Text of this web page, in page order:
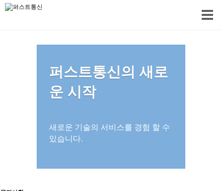
퍼스트통신의 새로
운 시작
새로운 기술의 서비스를 경험 할 수
있습니다.